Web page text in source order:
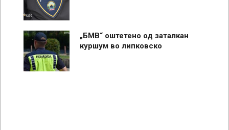
„БМВ“ оштетено од заталкан
куршум во липковско